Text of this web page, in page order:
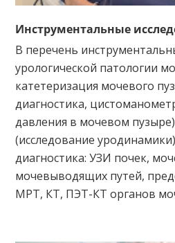
Инструментальные
В перечень
урологической патологии
катетеризация мочевого
диагностика,
давления в мочевом
(исследование
диагностика: УЗИ почек,
мочевыводящих путей,
МРТ, КТ, ПЭТ-КТ органов